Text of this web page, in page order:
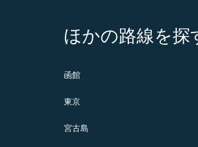
ほかの路線を探
函館
東京
宮古島